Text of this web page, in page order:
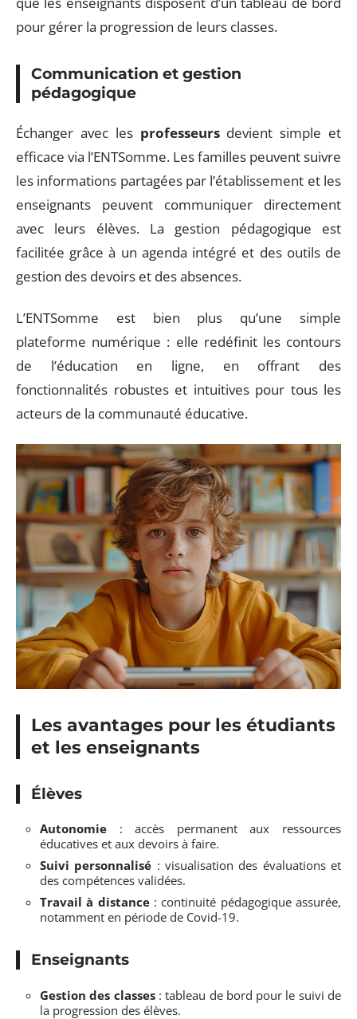
pour gérer la progression de leurs classes.
Communication et gestion
pédagogique
Échanger avec les professeursdevient simple et
efficace via l’ENTSomme. Les familles peuvent suivre
les informations partagées par l’établissement et les
enseignants peuvent communiquer directement
avec leurs élèves. La gestion pédagogique est
facilitée grâce à un agenda intégré et des outils de
gestion des devoirs et des absences.
L’ENTSomme est bien plus qu’une simple
plateforme numérique : elle redéfinit les contours
de l’éducation en ligne, en offrant des
fonctionnalités robustes et intuitives pour tous les
acteurs de la communauté éducative.
Les avantages pour les étudiants
et les enseignants
Élèves
Autonomie : accès permanent aux ressources
éducatives et aux devoirs à faire.
Suivi personnalisé : visualisation des évaluations et
des compétences validées.
Travail à distance: continuité pédagogique assurée,
notamment en période de Covid-19.
Enseignants
Gestion des classes: tableau de bord pour le suivi de
la progression des élèves.